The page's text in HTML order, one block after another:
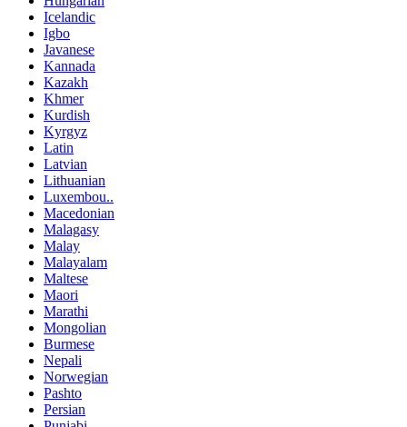
Icelandic
Igbo
Javanese
Kannada
Kazakh
Khmer
Kurdish
Kyrgyz
Latin
Latvian
Lithuanian
Luxembou..
Macedonian
Malagasy
Malay
Malayalam
Maltese
Maori
Marathi
Mongolian
Burmese
Nepali
Norwegian
Pashto
Persian